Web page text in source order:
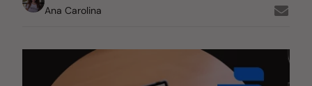
Ana Carolina